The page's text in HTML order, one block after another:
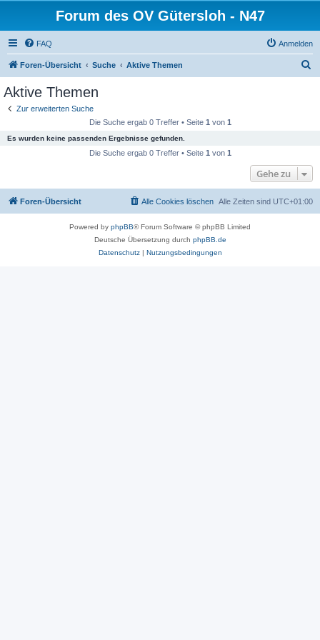
Forum des OV Gütersloh - N47
FAQ Anmelden
Foren-Übersicht Suche Aktive Themen
Aktive Themen
Zur erweiterten Suche
Die Suche ergab 0 Treffer • Seite 1 von 1
Es wurden keine passenden Ergebnisse gefunden.
Die Suche ergab 0 Treffer • Seite 1 von 1
Gehe zu
Foren-Übersicht Alle Zeiten sind UTC+01:00
Alle Cookies löschen
Powered by phpBB® Forum Software © phpBB Limited
Deutsche Übersetzung durch phpBB.de
Datenschutz| Nutzungsbedingungen